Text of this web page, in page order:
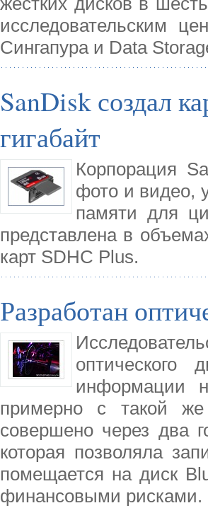
исследовательским
Сингапура и Data
SanDisk создал
гигабайт
Корпорация
фото и видео,
памяти для
представлена в
карт SDHC Plus.
Разработан
оптического
информации
примерно с такой
совершено через два
которая позволяла
помещается на диск
финансовыми рисками.